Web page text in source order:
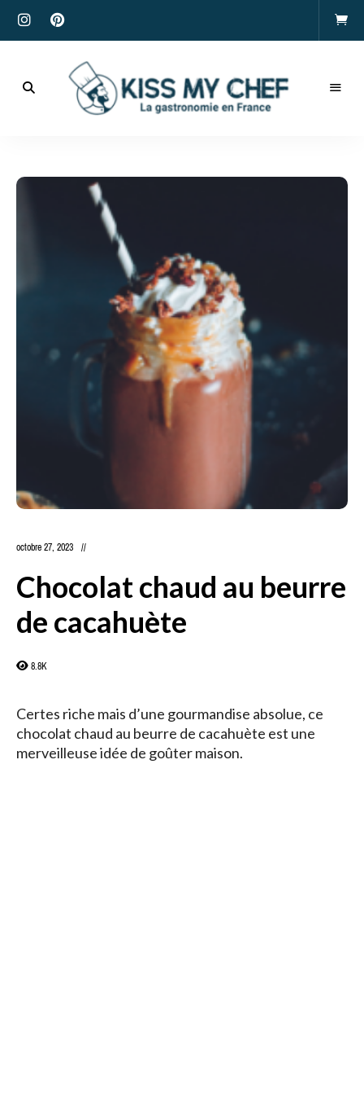
My
Chef
octobre 27, 2023
Chocolat chaud au beurre
de cacahuète
8.8K
Certes riche mais d’une gourmandise absolue, ce
chocolat chaud au beurre de cacahuète est une
merveilleuse idée de goûter maison.